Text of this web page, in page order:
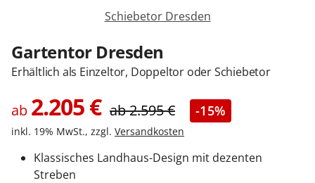
Kontakt / Hilfe
Schiebetor Dresden
Gartentor Dresden
Erhältlich als Einzeltor, Doppeltor oder Schiebetor
ab 2.205€ ab2.595€ -15%
inkl. 19% MwSt., zzgl. Versandkosten
Klassisches Landhaus-Design mit dezenten
Streben